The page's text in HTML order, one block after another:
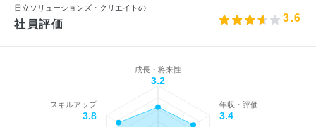
日立ソリューションズ・クリエイトの
社員評価 3.6
成長・将来性
3.2
年収・評価
3.4
スキルアップ
3.8